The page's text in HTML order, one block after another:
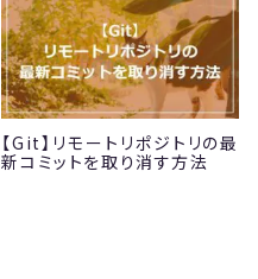
【Git】リモートリポジトリの最
新コミットを取り消す方法